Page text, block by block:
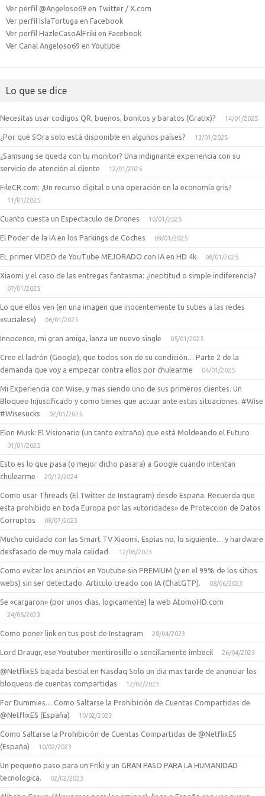
Ver perfil @Angeloso69 en Twitter / X.com
Ver perfil IslaTortuga en Facebook
Ver perfil HazleCasoAlFriki en Facebook
Ver Canal Angeloso69 en Youtube
Lo que se dice
Necesitas usar codigos QR, buenos, bonitos y baratos (Gratix)? 14/01/2025
¿Por qué SOra solo está disponible en algunos países? 13/01/2025
¿Samsung se queda con tu monitor? Una indignante experiencia con su
servicio de atención al cliente
12/01/2025
FileCR.com: ¿Un recurso digital o una operación en la economía gris?
11/01/2025
Cuanto cuesta un Espectaculo de Drones 10/01/2025
El Poder de la IA en los Parkings de Coches 09/01/2025
EL primer VIDEO de YouTube MEJORADO con IA en HD 4k 08/01/2025
Xiaomi y el caso de las entregas fantasma: ¿ineptitud o simple indiferencia?
07/01/2025
Lo que ellos ven (en una imagen que inocentemente tu subes a las redes
«suciales»)
06/01/2025
Innocence, mi gran amiga, lanza un nuevo single 05/01/2025
Cree el ladrón (Google), que todos son de su condición… Parte 2 de la
demanda que voy a empezar contra ellos por chulearme
04/01/2025
Mi Experiencia con Wise, y mas siendo uno de sus primeros clientes. Un
Bloqueo Injustificado y como tienes que actuar ante estas situaciones. #Wise
#Wisesucks
02/01/2025
Elon Musk: El Visionario (un tanto extraño) que está Moldeando el Futuro
01/01/2025
Esto es lo que pasa (o mejor dicho pasara) a Google cuando intentan
chulearme
29/12/2024
Como usar Threads (El Twitter de Instagram) desde España. Recuerda que
esta prohibido en toda Europa por las «utoridades» de Proteccion de Datos
Corruptos
08/07/2023
Mucho cuidado con las Smart TV Xiaomi, Espias no, lo siguiente… y hardware
desfasado de muy mala calidad.
12/06/2023
Como evitar los anuncios en Youtube sin PREMIUM (y en el 99% de los sitios
webs) sin ser detectado. Articulo creado con IA (ChatGTP).
08/06/2023
Se «cargaron» (por unos dias, logicamente) la web AtomoHD.com
24/05/2023
Como poner link en tus post de Instagram 28/04/2023
Lord Draugr, ese Youtuber mentirosillo o sencillamente imbecil 26/04/2023
@NetflixES bajada bestial en Nasdaq Solo un dia mas tarde de anunciar los
bloqueos de cuentas compartidas
12/02/2023
For Dummies… Como Saltarse la Prohibición de Cuentas Compartidas de
@NetflixES (España)
10/02/2023
Como Saltarse la Prohibición de Cuentas Compartidas de @NetflixES
(España)
10/02/2023
Un pequeño paso para un Friki y un GRAN PASO PARA LA HUMANIDAD
tecnologica.
02/02/2023